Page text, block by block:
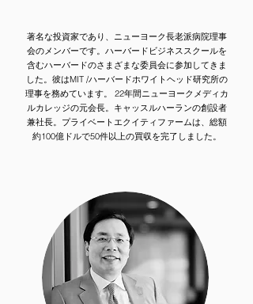
著名な投資家であり、ニューヨーク長老派病院理事
会のメンバーです。ハーバードビジネススクールを
含むハーバードのさまざまな委員会に参加してきま
した。彼はMIT /ハーバードホワイトヘッド研究所の
理事を務めています。 22年間ニューヨークメディカ
ルカレッジの元会長。キャッスルハーランの創設者
兼社長。プライベートエクイティファームは、総額
約100億ドルで50件以上の買収を完了しました。